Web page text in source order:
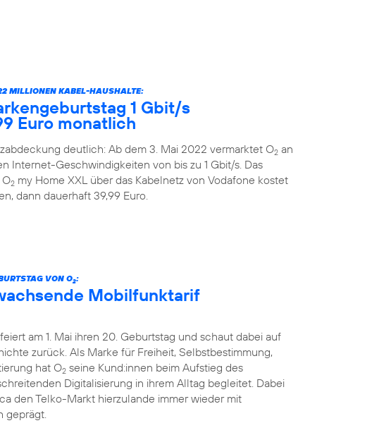
MILLIONEN KABEL-HAUSHALTE:
1 Gbit/s
Euro monatlich
deutlich: Ab dem 3. Mai 2022 vermarktet O2 an
Internet-Geschwindigkeiten von bis zu 1 Gbit/s. Das
2 my Home XXL über das Kabelnetz von Vodafone kostet
dann dauerhaft 39,99 Euro.
VON O2:
Mobilfunktarif
feiert am 1. Mai ihren 20. Geburtstag und schaut dabei auf
zurück. Als Marke für Freiheit, Selbstbestimmung,
hat O2 seine Kund:innen beim Aufstieg des
Digitalisierung in ihrem Alltag begleitet. Dabei
den Telko-Markt hierzulande immer wieder mit
geprägt.